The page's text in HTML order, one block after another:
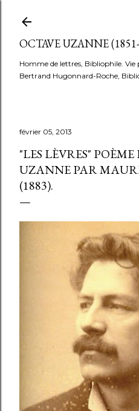
OCTAVE UZANNE
Homme de lettres, Bibliophile. Vie
Bertrand Hugonnard-Roche,
février 05, 2013
"LES LÈVRES"
UZANNE PAR
(1883).